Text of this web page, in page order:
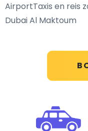
AirportTaxis en reis
Dubai Al Maktoum